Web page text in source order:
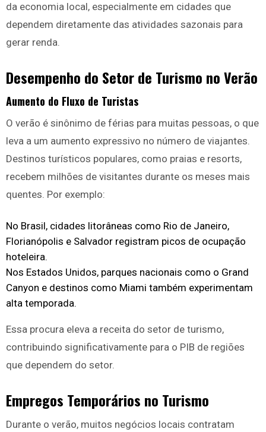
da economia local, especialmente em cidades que
dependem diretamente das atividades sazonais para
gerar renda.
Desempenho do Setor de Turismo no Verão
Aumento do Fluxo de Turistas
O verão é sinônimo de férias para muitas pessoas, o que
leva a um aumento expressivo no número de viajantes.
Destinos turísticos populares, como praias e resorts,
recebem milhões de visitantes durante os meses mais
quentes. Por exemplo:
No Brasil, cidades litorâneas como Rio de Janeiro,
Florianópolis e Salvador registram picos de ocupação
hoteleira.
Nos Estados Unidos, parques nacionais como o Grand
Canyon e destinos como Miami também experimentam
alta temporada.
Essa procura eleva a receita do setor de turismo,
contribuindo significativamente para o PIB de regiões
que dependem do setor.
Empregos Temporários no Turismo
Durante o verão, muitos negócios locais contratam